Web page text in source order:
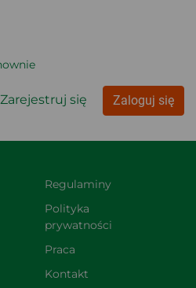
Zarejestruj się Zaloguj się
Regulaminy
Polityka
prywatności
Praca
Kontakt